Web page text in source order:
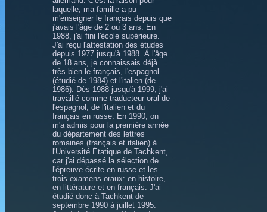
laquelle, ma famille a pu
m'enseigner le français depuis que
j'avais l'âge de 2 ou 3 ans. En
1988, j'ai fini l'école supérieure.
J'ai reçu l'attestation des études
depuis 1977 jusqu'à 1988. À l'âge
de 18 ans, je connaissais déjà
très bien le français, l'espagnol
(étudié de 1984) et l'italien (de
1986). Dès 1988 jusqu'à 1999, j'ai
travaillé comme traducteur oral de
l'espagnol, de l'italien et du
français en russe. En 1990, on
m'a admis pour la première année
du département des lettres
romaines (français et italien) à
l'Université Étatique de Tachkent,
car j'ai dépassé la sélection de
l'épreuve écrite en russe et les
trois examens oraux: en histoire,
en littérature et en français. J'ai
étudié donc à Tachkent de
septembre 1990 à juillet 1995.